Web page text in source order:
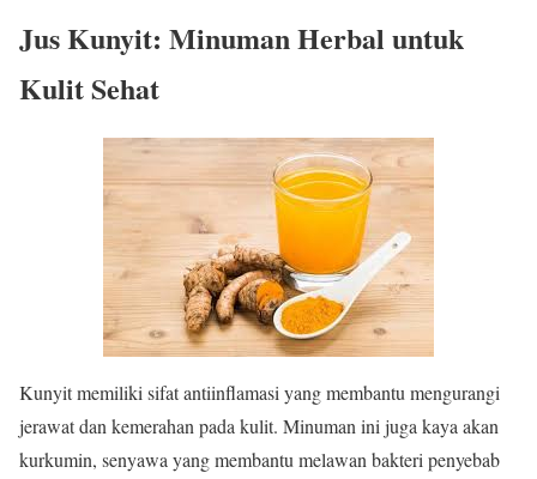
Jus Kunyit: Minuman Herbal untuk
Kulit Sehat
Kunyit memiliki sifat antiinflamasi yang membantu mengurangi
jerawat dan kemerahan pada kulit. Minuman ini juga kaya akan
kurkumin, senyawa yang membantu melawan bakteri penyebab